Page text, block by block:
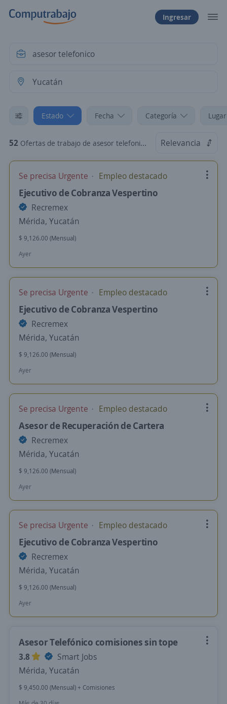
Ingresar
Estado Fecha Categoría
52 Ofertas de trabajo de asesor telefonico en Yucatán Relevancia
Se precisa Urgente Empleo destacado
Ejecutivo de Cobranza Vespertino
Recremex
Mérida, Yucatán
$ 9,126.00 (Mensual)
Ayer
Se precisa Urgente Empleo destacado
Ejecutivo de Cobranza Vespertino
Recremex
Mérida, Yucatán
$ 9,126.00 (Mensual)
Ayer
Se precisa Urgente Empleo destacado
Asesor de Recuperación de Cartera
Recremex
Mérida, Yucatán
$ 9,126.00 (Mensual)
Ayer
Se precisa Urgente Empleo destacado
Ejecutivo de Cobranza Vespertino
Recremex
Mérida, Yucatán
$ 9,126.00 (Mensual)
Ayer
Asesor Telefónico comisiones sin tope
3.8
Smart Jobs
Mérida, Yucatán
$ 9,450.00 (Mensual) + Comisiones